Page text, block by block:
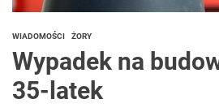
WIADOMOŚCI ŻORY
Wypadek na
35-latek